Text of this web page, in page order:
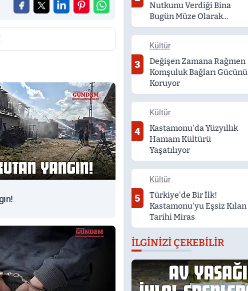
Nutkunu Verdiği Bina
Bugün Müze Olarak
Hizmet Veriyor
3
Kültür
Değişen Zamana Rağmen
Komşuluk Bağları Gücünü
Koruyor
4
Kültür
Kastamonu'da Yüzyıllık
Hamam Kültürü
Yaşatılıyor
5
Kültür
Türkiye'de Bir İlk!
Kastamonu'yu Eşsiz Kılan
Tarihi Miras
İLGINIZI ÇEKEBILIR